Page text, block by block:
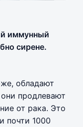
иммунный
сирене.
обладают
продлевают
от рака. Это
почти 1000